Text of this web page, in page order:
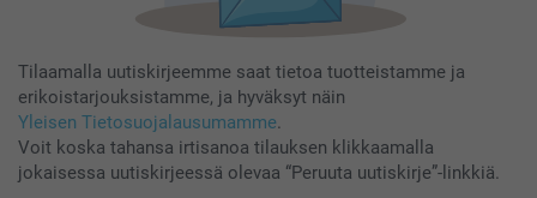
Tilaamalla uutiskirjeemme saat tietoa tuotteistamme ja
erikoistarjouksistamme, ja hyväksyt näin
Yleisen Tietosuojalausumamme.
Voit koska tahansa irtisanoa tilauksen klikkaamalla
jokaisessa uutiskirjeessä olevaa “Peruuta uutiskirje”-linkkiä.